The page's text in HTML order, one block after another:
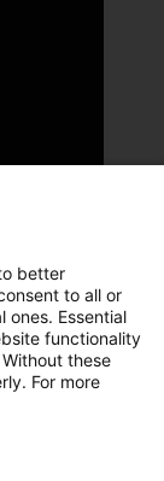
better
to all or
ones. Essential
functionality
these
For more